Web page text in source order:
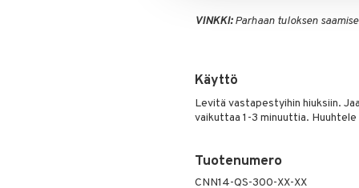
VINKKI:Parhaan tuloksen
Käyttö
Levitä vastapestyihin hiuksiin.
vaikuttaa 1-3 minuuttia.
Tuotenumero
CNN14-QS-300-XX-XX